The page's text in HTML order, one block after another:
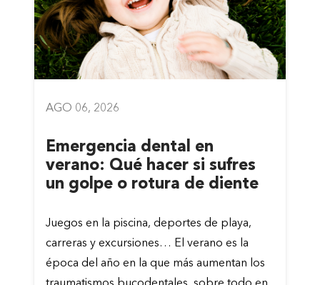
AGO 06, 2026
Emergencia dental en
verano: Qué hacer si sufres
un golpe o rotura de diente
Juegos en la piscina, deportes de playa,
carreras y excursiones… El verano es la
época del año en la que más aumentan los